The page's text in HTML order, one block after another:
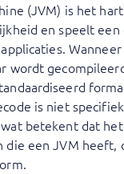
(JVM) is het hart
en speelt een
wordt
is niet
betekent dat
die een JVM heeft,